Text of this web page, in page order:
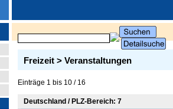
Freizeit > Veranstaltungen
Einträge 1 bis 10 / 16
Deutschland / PLZ-Bereich: 7